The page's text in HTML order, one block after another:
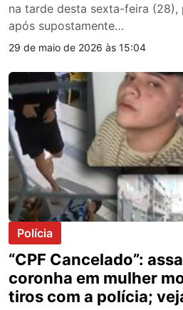
na tarde desta sexta-feira (28),
após supostamente…
29 de maio de 2026 às 15:04
Polícia
“CPF Cancelado”:
coronha em mulher
tiros com a polícia;